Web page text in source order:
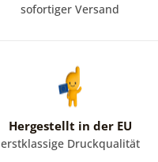
sofortiger Versand
Hergestellt in der EU
erstklassige Druckqualität